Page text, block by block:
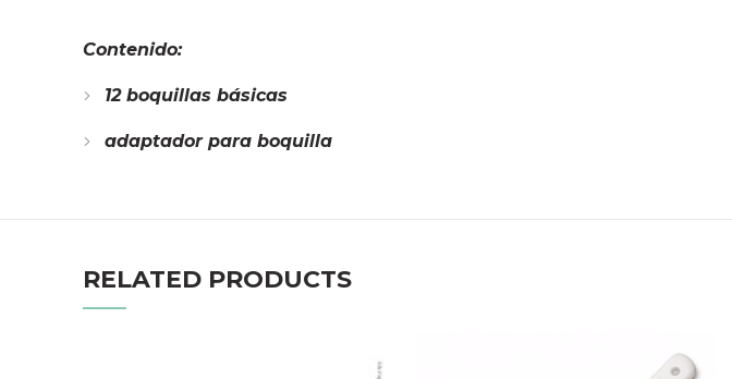
Contenido:
12 boquillas básicas
adaptador para boquilla
RELATED PRODUCTS